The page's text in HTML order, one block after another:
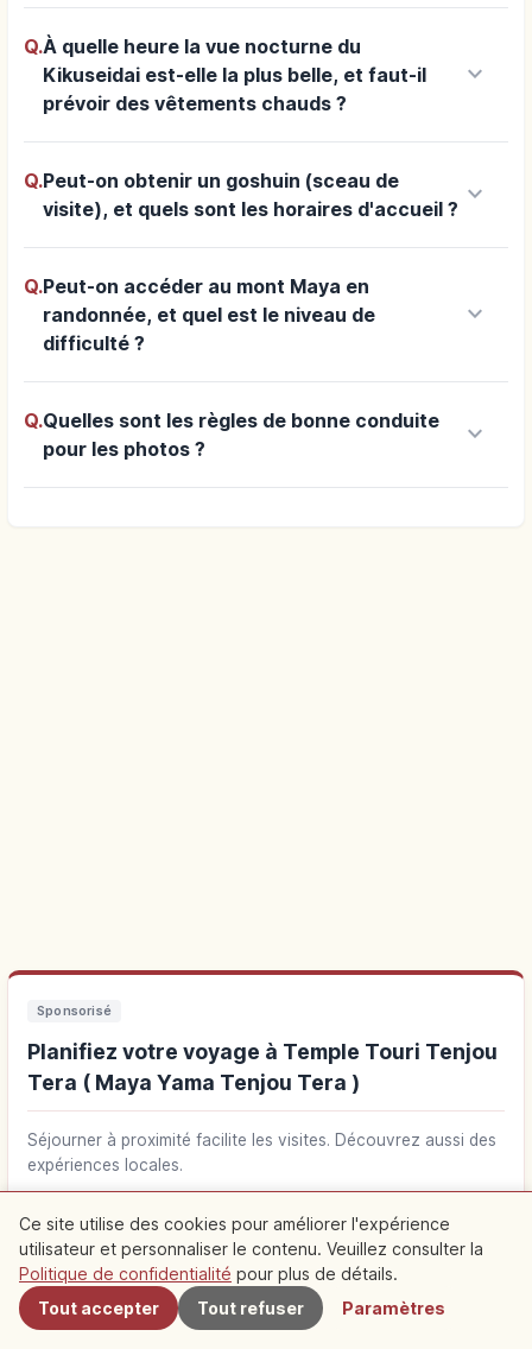
Q.À quelle heure la vue nocturne du
Kikuseidai est-elle la plus belle, et faut-il
prévoir des vêtements chauds ?
keyboard_arrow_down
Q.Peut-on obtenir un goshuin (sceau de
visite), et quels sont les horaires d'accueil ? keyboard_arrow_down
Q.Peut-on accéder au mont Maya en
randonnée, et quel est le niveau de
difficulté ?
keyboard_arrow_down
Q.Quelles sont les règles de bonne conduite
pour les photos ?
keyboard_arrow_down
Sponsorisé
Planifiez votre voyage à Temple Touri Tenjou
Tera ( Maya Yama Tenjou Tera )
Séjourner à proximité facilite les visites. Découvrez aussi des
expériences locales.
Hébergements près de Temple Touri Tenjou
Tera ( Maya Yama Tenjou Tera )
Activités à Temple Touri Tenjou Tera ( Maya
Yama Tenjou Tera )
À proximité
Ce site utilise des cookies pour améliorer l'expérience
utilisateur et personnaliser le contenu. Veuillez consulter la
Politique de confidentialité pour plus de détails.
Tout accepter
Tout refuser Paramètres